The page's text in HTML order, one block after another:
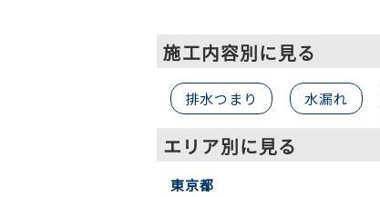
施工内容別に見る
排水つまり 水漏れ
エリア別に見る
東京都